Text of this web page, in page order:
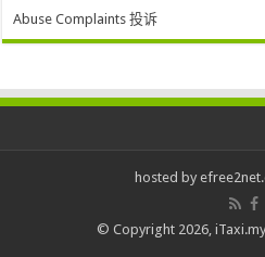
Abuse Complaints 投诉
hosted by
© Copyright 2026,